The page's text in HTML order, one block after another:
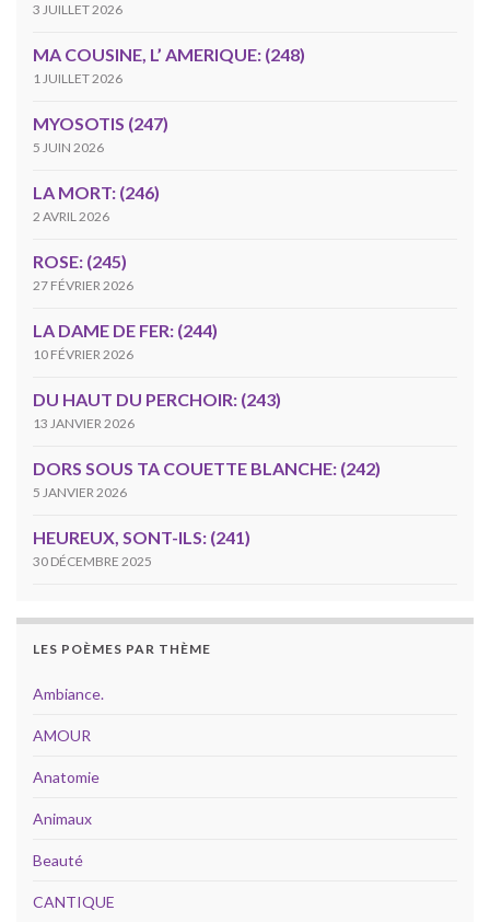
3 JUILLET 2026
MA COUSINE, L’ AMERIQUE: (248)
1 JUILLET 2026
MYOSOTIS (247)
5 JUIN 2026
LA MORT: (246)
2 AVRIL 2026
ROSE: (245)
27 FÉVRIER 2026
LA DAME DE FER: (244)
10 FÉVRIER 2026
DU HAUT DU PERCHOIR: (243)
13 JANVIER 2026
DORS SOUS TA COUETTE BLANCHE: (242)
5 JANVIER 2026
HEUREUX, SONT-ILS: (241)
30 DÉCEMBRE 2025
LES POÈMES PAR THÈME
Ambiance.
AMOUR
Anatomie
Animaux
Beauté
CANTIQUE